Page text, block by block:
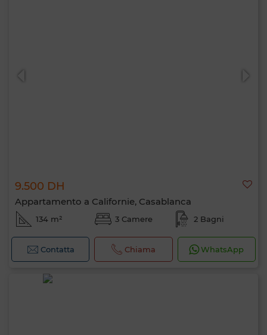
9.500 DH
Appartamento a Californie, Casablanca
134 m² 3 Camere 2 Bagni
Contatta Chiama WhatsApp